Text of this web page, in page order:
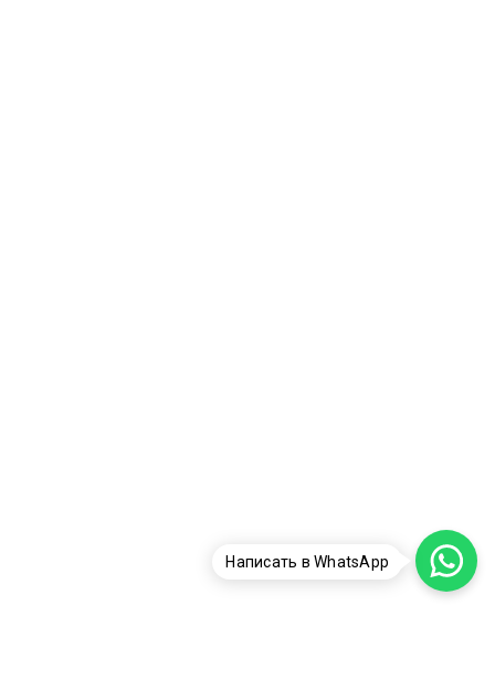
Написать в WhatsApp